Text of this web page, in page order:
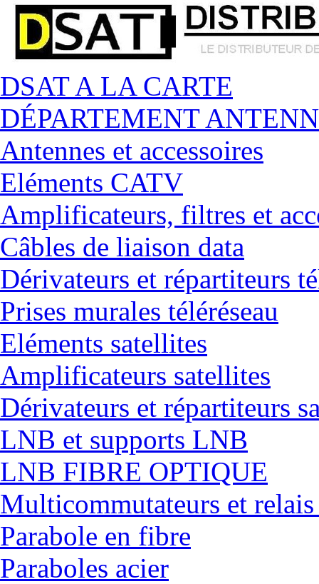
DSAT A LA CARTE
DÉPARTEMENT
Antennes et accessoires
Eléments CATV
Amplificateurs, filtres et
Câbles de liaison data
Dérivateurs et répartiteurs
Prises murales téléréseau
Eléments satellites
Amplificateurs satellites
Dérivateurs et répartiteurs
LNB et supports LNB
LNB FIBRE OPTIQUE
Multicommutateurs et
Parabole en fibre
Paraboles acier